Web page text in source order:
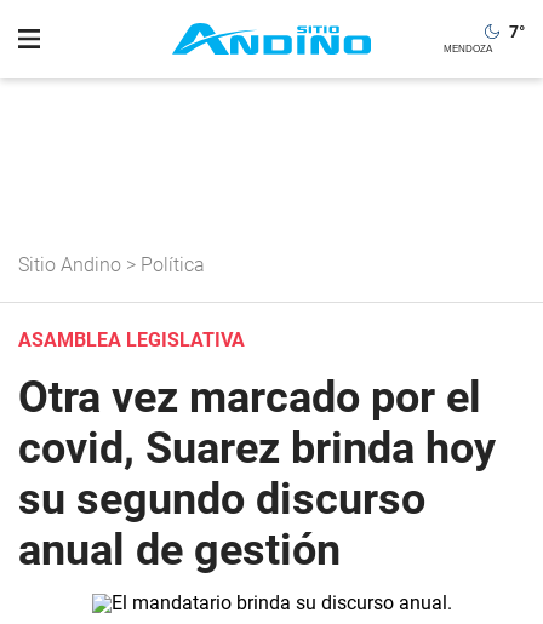
7°
Sitio Andino > Política
ASAMBLEA LEGISLATIVA
Otra vez marcado por el
covid, Suarez brinda hoy
su segundo discurso
anual de gestión